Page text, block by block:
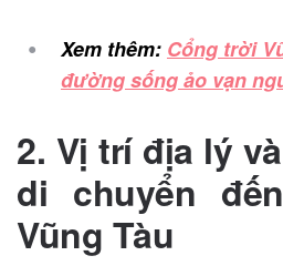
Xem thêm: Cổng trời
đường sống ảo vạn
2. Vị trí địa lý
di chuyển
Vũng Tàu